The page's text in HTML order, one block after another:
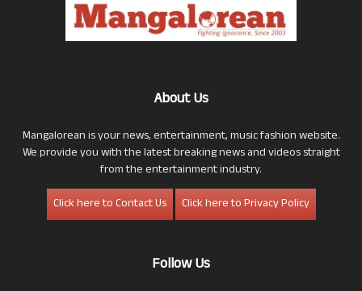
About Us
Mangalorean is your news, entertainment, music fashion website.
We provide you with the latest breaking news and videos straight
from the entertainment industry.
Click here to Contact Us
Click here to Privacy Policy
Follow Us